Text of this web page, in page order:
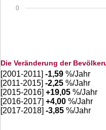
0
Die Veränderung der
[2001-2011] -1,59 %/Jahr
[2011-2015] -2,25 %/Jahr
[2015-2016] +19,05 %/Jahr
[2016-2017] +4,00 %/Jahr
[2017-2018] -3,85 %/Jahr